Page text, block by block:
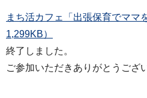
まち活カフェ「出張保育でママ
1,299KB）
終了しました。
ご参加いただきありがとうござ